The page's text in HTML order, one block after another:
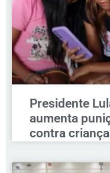
Presidente
aumenta
contra